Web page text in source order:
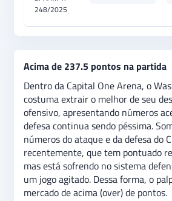
248/2025
Acima de 237.5 pontos na partida
Dentro da Capital One Arena, o
costuma extrair o melhor de seu
ofensivo, apresentando números
defesa continua sendo péssima.
números do ataque e da defesa do
recentemente, que tem pontuado
mas está sofrendo no sistema
um jogo agitado. Dessa forma, o
mercado de acima (over) de pontos.